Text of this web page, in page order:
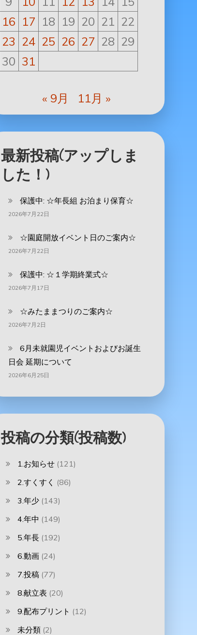
16 17 18 19 20 21 22
23 24 25 26 27 28 29
30 31
« 9月 11月 »
最新投稿(アップしま
した！)
保護中: ‪☆年長組 お泊まり保育☆
2026年7月22日
☆園庭開放イベント日のご案内☆
2026年7月22日
保護中: ☆１学期終業式☆
2026年7月17日
☆みたままつりのご案内☆
2026年7月2日
6月未就園児イベントおよびお誕生
日会 延期について
2026年6月25日
投稿の分類(投稿数)
1.お知らせ(121)
2.すくすく (86)
3.年少(143)
4.年中 (149)
5.年長(192)
6.動画(24)
7.投稿(77)
8.献立表 (20)
9.配布プリント (12)
未分類(2)